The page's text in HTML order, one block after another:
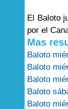
El Baloto
por el
Mas
Baloto
Baloto
Baloto
Baloto
Baloto